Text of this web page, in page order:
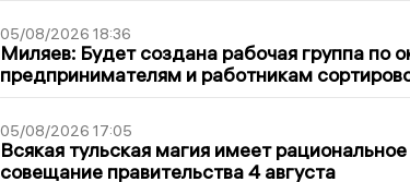
05/08/2026 18:36
Миляев: Будет создана рабочая группа по
предпринимателям и работникам
05/08/2026 17:05
Всякая тульская магия имеет
совещание правительства 4 августа